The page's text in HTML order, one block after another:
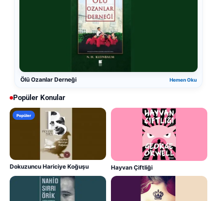
Ölü Ozanlar Derneği Hemen Oku
Popüler Konular
Popüler
Dokuzuncu Hariciye Koğuşu Hayvan Çiftliği